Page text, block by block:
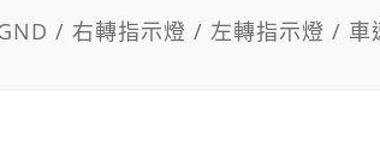
/ 右轉指示燈 / 左轉指示燈 / 車